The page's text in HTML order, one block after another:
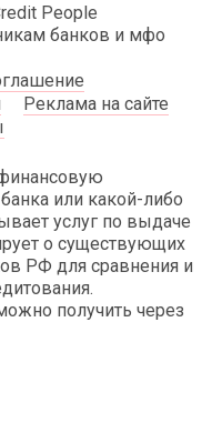
People
банков и мфо
Реклама на сайте
или какой-либо
услуг по выдаче
о существующих
РФ для сравнения и
получить через